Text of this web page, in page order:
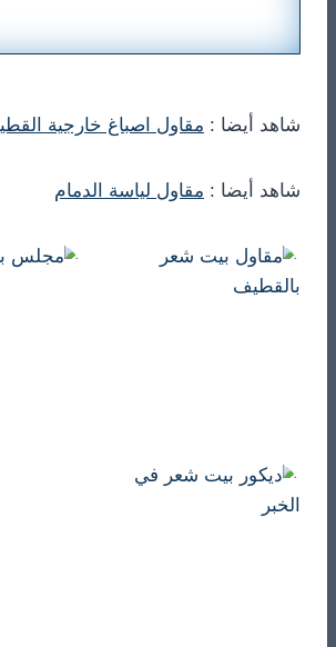
شاهد أيضا : مقاول اصباغ خارجية
شاهد أيضا : مقاول لياسة الدمام